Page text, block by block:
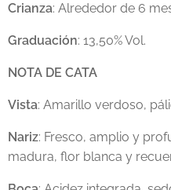
Crianza: Alrededor de 6
Graduación: 13,50% Vol.
NOTA DE CATA
Vista: Amarillo verdoso,
Nariz: Fresco, amplio y
madura, flor blanca y